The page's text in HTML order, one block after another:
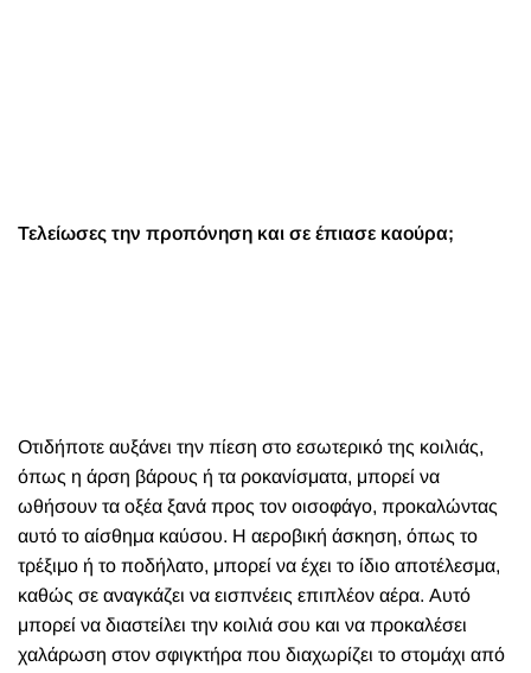
Τελείωσες την προπόνηση και σε έπιασε καούρα;
Οτιδήποτε αυξάνει την πίεση στο εσωτερικό της κοιλιάς,
όπως η άρση βάρους ή τα ροκανίσματα, μπορεί να
ωθήσουν τα οξέα ξανά προς τον οισοφάγο, προκαλώντας
αυτό το αίσθημα καύσου. Η αεροβική άσκηση, όπως το
τρέξιμο ή το ποδήλατο, μπορεί να έχει το ίδιο αποτέλεσμα,
καθώς σε αναγκάζει να εισπνέεις επιπλέον αέρα. Αυτό
μπορεί να διαστείλει την κοιλιά σου και να προκαλέσει
χαλάρωση στον σφιγκτήρα που διαχωρίζει το στομάχι από